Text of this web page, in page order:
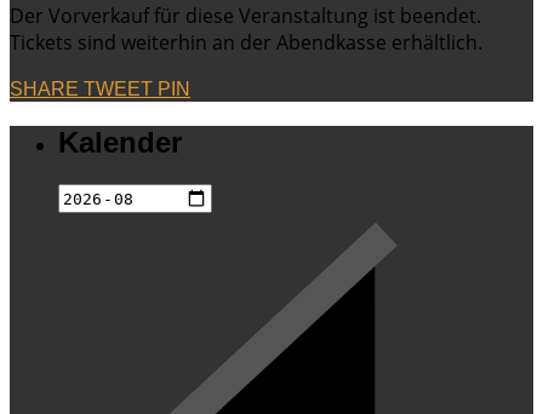
Der Vorverkauf für diese Veranstaltung ist beendet.
Tickets sind weiterhin an der Abendkasse erhältlich.
SHARE TWEET PIN
Kalender